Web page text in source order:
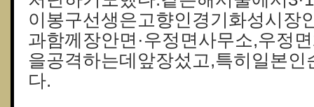
이봉구선생은고향인경기화성시장
과함께장안면·우정면사무소,우정
을공격하는데앞장섰고,특히일본
다.